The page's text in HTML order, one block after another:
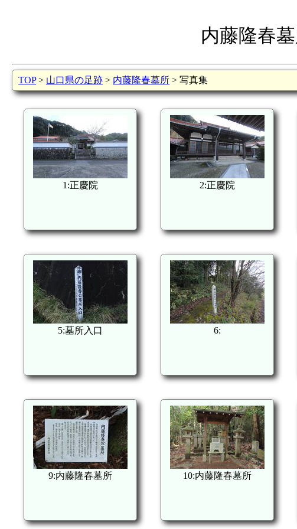
内藤隆春
TOP> 山口県の足跡 > 内藤隆春墓所 > 写真集
1:正慶院 2:正慶院
5:墓所入口 6:
9:内藤隆春墓所 10:内藤隆春墓所